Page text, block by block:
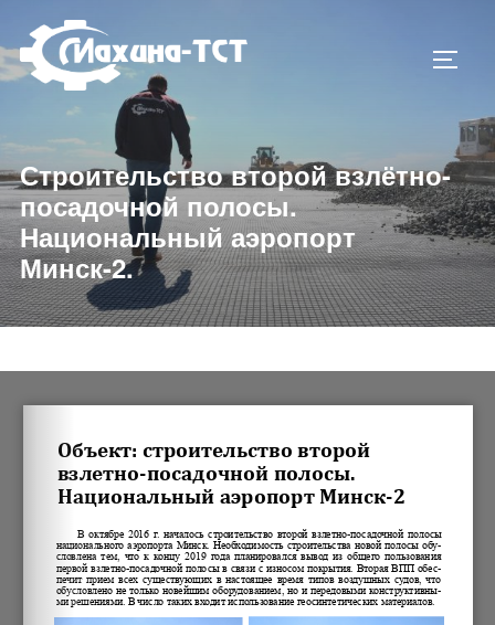
Строительство второй взлётно-
посадочной полосы.
Национальный аэропорт
Минск-2.